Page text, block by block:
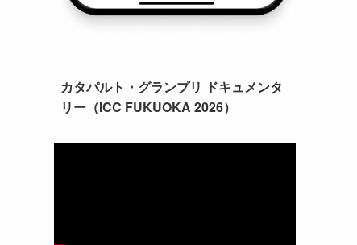
カタパルト・グランプリ ドキュメンタ
リー（ICC FUKUOKA 2026）